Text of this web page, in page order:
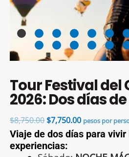
Tour Festival del
2026: Dos días
$8,750.00 $7,750.00 pesos por
Viaje de dos días para
experiencias: